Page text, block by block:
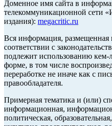
Доменное имя сайта в
телекоммуникационной сети
издания): megacritic.ru
Вся информация, размещенная
соответствии с
подлежит использованию
форме, в том числе
переработке не иначе как с
правообладателя.
Примерная тематика и (или)
информационная,
политическая,